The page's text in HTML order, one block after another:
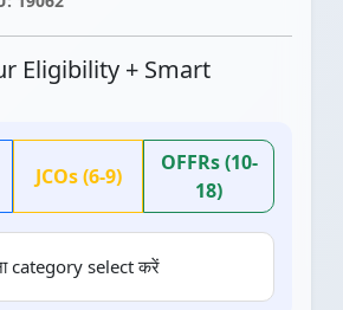
Eligibility + Smart
JCOs (6-9)
OFFRs (10-
18)
category select करें